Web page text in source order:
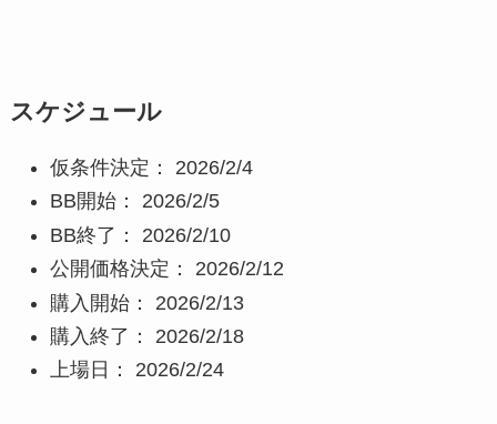
スケジュール
仮条件決定： 2026/2/4
BB開始： 2026/2/5
BB終了： 2026/2/10
公開価格決定： 2026/2/12
購入開始： 2026/2/13
購入終了： 2026/2/18
上場日： 2026/2/24